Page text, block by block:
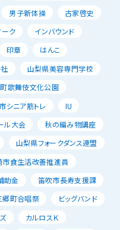
男子新体操
古家啓史
ーク
インバウンド
印章
はんこ
山梨県美容専門学校
歌舞伎文化公園
シニア筋トレ
IU
ル大会
秋の編み物講座
山梨県フォークダンス連盟
市食生活改善推進員
助金
笛吹市長寿支援課
郷町合唱祭
ビッグバンド
カルロスＫ